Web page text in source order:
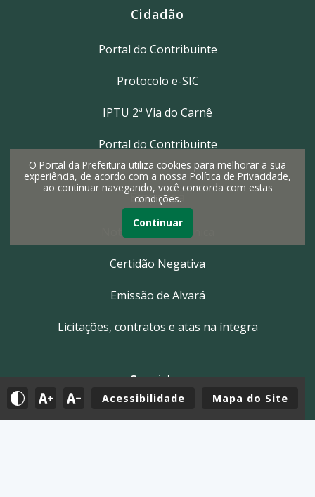
Acessibilidade Mapa do Site
Cidadão
Portal do Contribuinte
Protocolo e-SIC
IPTU 2ª Via do Carnê
Portal do Contribuinte
Empresa
Nota Fiscal Eletrônica
Certidão Negativa
Emissão de Alvará
Licitações, contratos e atas na íntegra
Servidor
O Portal da Prefeitura utiliza cookies para melhorar a sua
experiência, de acordo com a nossa Política de Privacidade,
ao continuar navegando, você concorda com estas
condições.
Continuar